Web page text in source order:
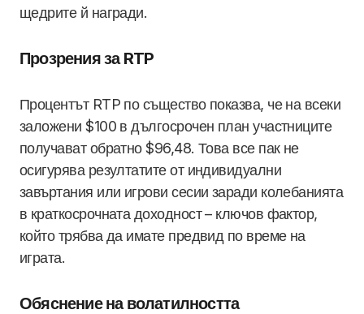
щедрите й награди.
Прозрения за RTP
Процентът RTP по същество показва, че на всеки
заложени $100 в дългосрочен план участниците
получават обратно $96,48. Това все пак не
осигурява резултатите от индивидуални
завъртания или игрови сесии заради колебанията
в краткосрочната доходност – ключов фактор,
който трябва да имате предвид по време на
играта.
Обяснение на волатилността